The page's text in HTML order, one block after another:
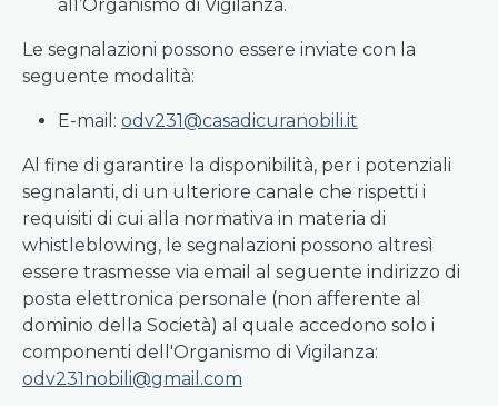
all’Organismo di Vigilanza.
Le segnalazioni possono essere inviate con la
seguente modalità:
E-mail: odv231@casadicuranobili.it
Al fine di garantire la disponibilità, per i potenziali
segnalanti, di un ulteriore canale che rispetti i
requisiti di cui alla normativa in materia di
whistleblowing, le segnalazioni possono altresì
essere trasmesse via email al seguente indirizzo di
posta elettronica personale (non afferente al
dominio della Società) al quale accedono solo i
componenti dell'Organismo di Vigilanza:
odv231nobili@gmail.com